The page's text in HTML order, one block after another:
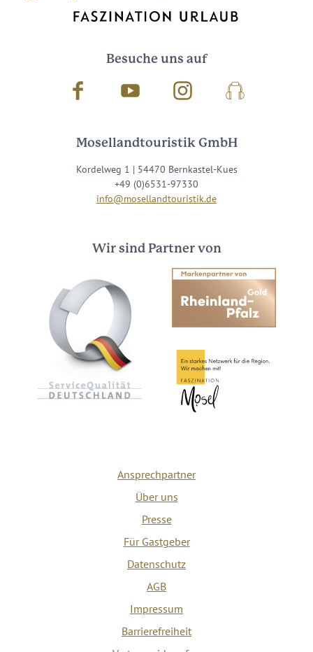
Besuche uns auf
Facebook Youtube InstagramPodcast
Mosellandtouristik GmbH
Kordelweg 1 | 54470 Bernkastel-Kues
+49 (0)6531-97330
info@mosellandtouristik.de
Wir sind Partner von
Ansprechpartner
Über uns
Presse
Für Gastgeber
Datenschutz
AGB
Impressum
Barrierefreiheit